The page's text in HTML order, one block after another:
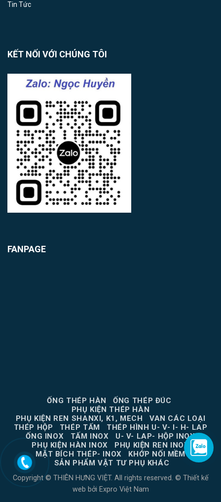
Tin Tức
KẾT NỐI VỚI CHÚNG TÔI
FANPAGE
ỐNG THÉP HÀN
ỐNG THÉP ĐÚC
PHỤ KIỆN THÉP HÀN
PHỤ KIỆN REN SHANXI, K1, MECH
VAN CÁC LOẠI
THÉP HỘP
THÉP TẤM
THÉP HÌNH U- V- I- H- LAP
ỐNG INOX
TẤM INOX
U- V- LAP- HỘP INOX
PHỤ KIỆN HÀN INOX
PHỤ KIỆN REN INOX
MẶT BÍCH THÉP- INOX
KHỚP NỐI MỀM
SẢN PHẨM VẬT TƯ PHỤ KHÁC
Copyright © THIÊN HƯNG VIỆT. All rights reserved. © Thiết kế
web bởi Expro Việt Nam